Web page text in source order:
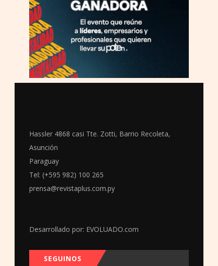
Hassler 4868 casi Tte. Zotti, Barrio Recoleta,
Asunción
Paraguay
Tel: (+595 982) 100 265
prensa@revistaplus.com.py
Desarrollado por: EVOLUADO.com
SEGUINOS